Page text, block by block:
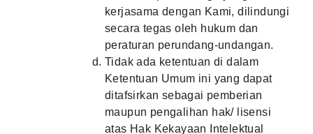
kerjasama dengan Kami, dilindungi
secara tegas oleh hukum dan
peraturan perundang-undangan.
Tidak ada ketentuan di dalam
Ketentuan Umum ini yang dapat
ditafsirkan sebagai pemberian
maupun pengalihan hak/ lisensi
atas Hak Kekayaan Intelektual